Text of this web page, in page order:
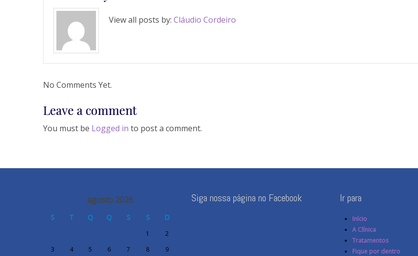
View all posts by: Cláudio Cordeiro
No Comments Yet.
Leave a comment
You must be Logged in to post a comment.
agosto 2026
S T Q Q S S D
1
2
3
4 5 6 7 8
9
Siga nossa página no Facebook Ir para
Início
A Clínica
Tratamentos
Fique por dentro